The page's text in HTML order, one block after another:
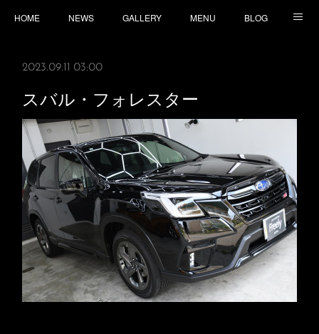
HOME NEWS GALLERY MENU BLOG
2023.09.11 03:00
スバル・フォレスター